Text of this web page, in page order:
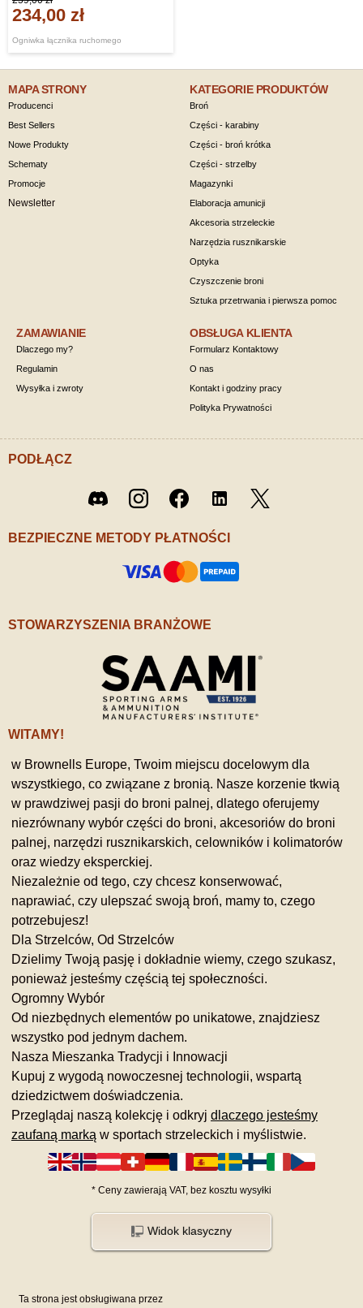
Ogniwka łącznika ruchomego
234,00 zł
MAPA STRONY
Producenci
Best Sellers
Nowe Produkty
Schematy
Promocje
Newsletter
KATEGORIE PRODUKTÓW
Broń
Części - karabiny
Części - broń krótka
Części - strzelby
Magazynki
Elaboracja amunicji
Akcesoria strzeleckie
Narzędzia rusznikarskie
Optyka
Czyszczenie broni
Sztuka przetrwania i pierwsza pomoc
ZAMAWIANIE
Dlaczego my?
Regulamin
Wysyłka i zwroty
OBSŁUGA KLIENTA
Formularz Kontaktowy
O nas
Kontakt i godziny pracy
Polityka Prywatności
PODŁĄCZ
Discord Instagram Facebook LinkedIn
BEZPIECZNE METODY PŁATNOŚCI
STOWARZYSZENIA BRANŻOWE
WITAMY!
w Brownells Europe, Twoim miejscu docelowym dla
wszystkiego, co związane z bronią. Nasze korzenie tkwią
w prawdziwej pasji do broni palnej, dlatego oferujemy
niezrównany wybór części do broni, akcesoriów do broni
palnej, narzędzi rusznikarskich, celowników i kolimatorów
oraz wiedzy eksperckiej.
Niezależnie od tego, czy chcesz konserwować,
naprawiać, czy ulepszać swoją broń, mamy to, czego
potrzebujesz!
Dla Strzelców, Od Strzelców
Dzielimy Twoją pasję i dokładnie wiemy, czego szukasz,
ponieważ jesteśmy częścią tej społeczności.
Ogromny Wybór
Od niezbędnych elementów po unikatowe, znajdziesz
wszystko pod jednym dachem.
Nasza Mieszanka Tradycji i Innowacji
Kupuj z wygodą nowoczesnej technologii, wspartą
dziedzictwem doświadczenia.
Przeglądaj naszą kolekcję i odkryj dlaczego jesteśmy
zaufaną marką w sportach strzeleckich i myślistwie.
* Ceny zawierają VAT, bez kosztu wysyłki
Widok klasyczny
Ta strona jest obsługiwana przez